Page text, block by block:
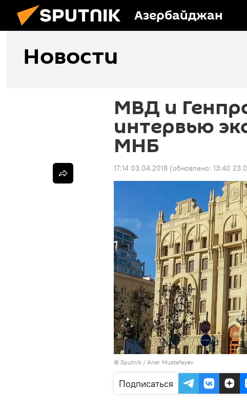
Азербайджан
Новости
МВД и
интервью
МНБ
17:14 03.04.2018 (обновлено: 13:40
© Sputnik / Anar Mustafayev
Подписаться